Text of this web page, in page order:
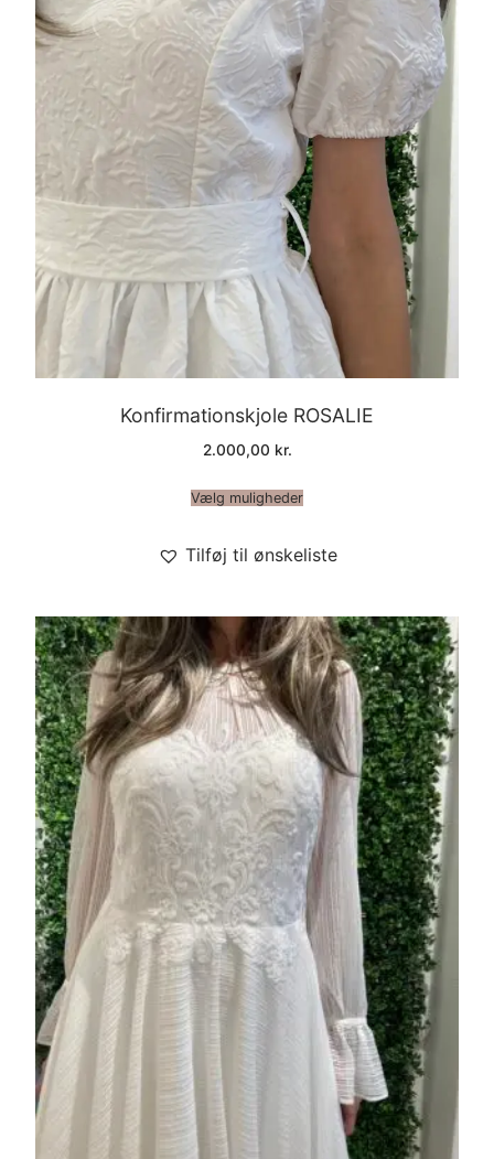
Konfirmationskjole ROSALIE
2.000,00 kr.
Vælg muligheder
Tilføj til ønskeliste